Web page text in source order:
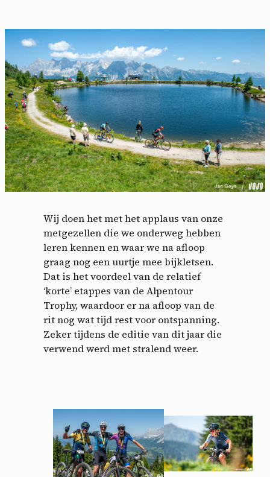
Wij doen het met het applaus van onze
metgezellen die we onderweg hebben
leren kennen en waar we na afloop
graag nog een uurtje mee bijkletsen.
Dat is het voordeel van de relatief
‘korte’ etappes van de Alpentour
Trophy, waardoor er na afloop van de
rit nog wat tijd rest voor ontspanning.
Zeker tijdens de editie van dit jaar die
verwend werd met stralend weer.